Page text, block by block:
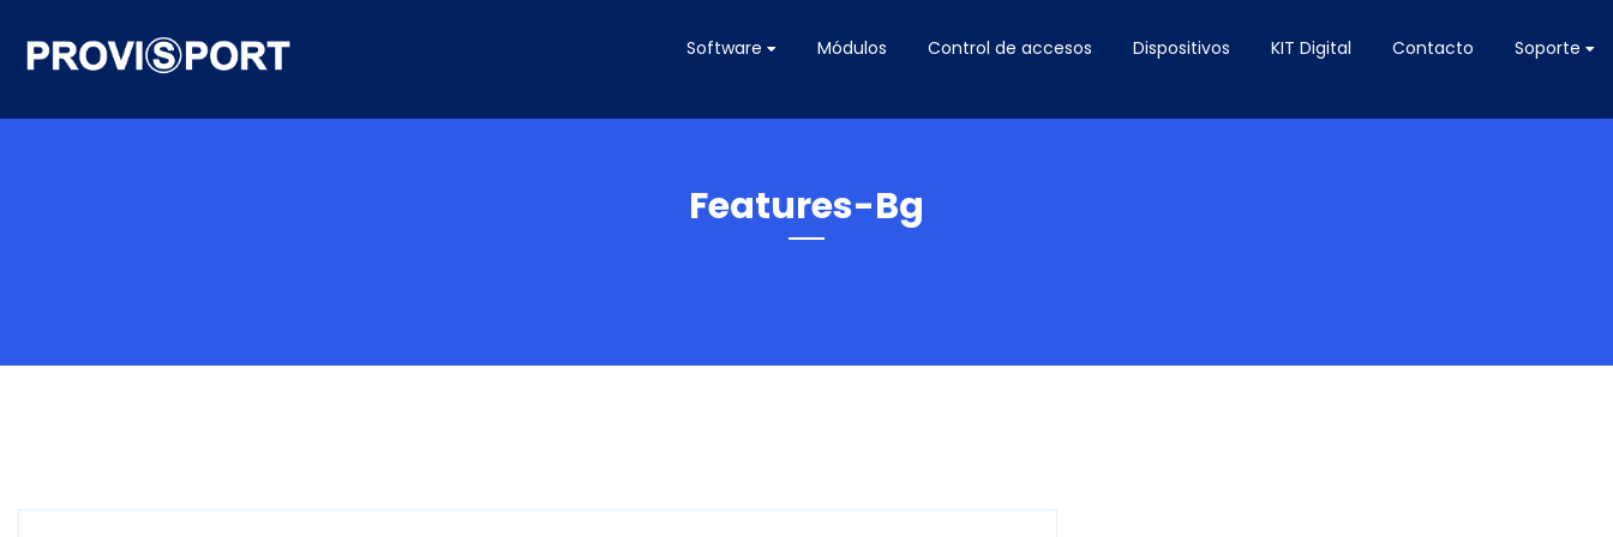
Software Módulos Control de accesos Dispositivos KIT Digital Contacto Soporte
Features-Bg